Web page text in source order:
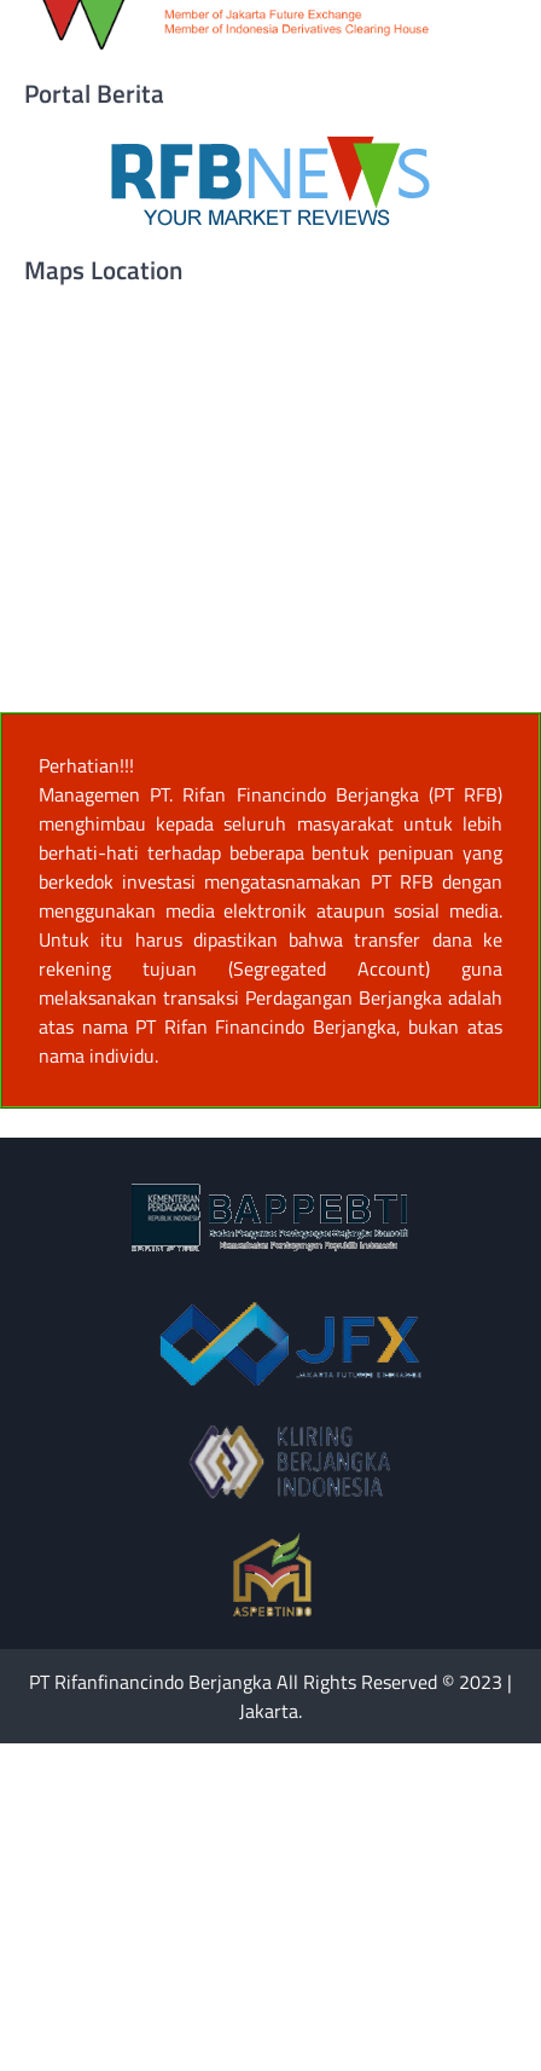
Portal Berita
Maps Location
Perhatian!!!
Managemen PT. Rifan Financindo Berjangka (PT RFB)
menghimbau kepada seluruh masyarakat untuk lebih
berhati-hati terhadap beberapa bentuk penipuan yang
berkedok investasi mengatasnamakan PT RFB dengan
menggunakan media elektronik ataupun sosial media.
Untuk itu harus dipastikan bahwa transfer dana ke
rekening tujuan (Segregated Account) guna
melaksanakan transaksi Perdagangan Berjangka adalah
atas nama PT Rifan Financindo Berjangka, bukan atas
nama individu.
PT Rifanfinancindo Berjangka All Rights Reserved © 2023 |
Jakarta.